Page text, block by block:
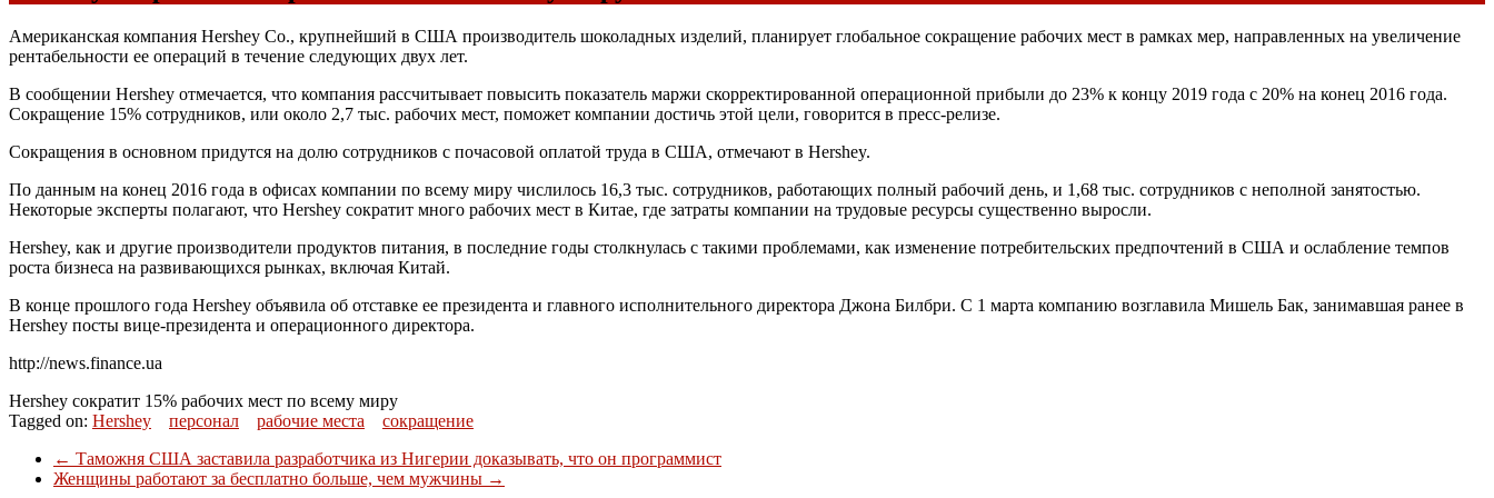
Американская компания Hershey Co., крупнейший в США производитель шоколадных изделий, планирует глобальное сокращение рабочих мест в рамках мер, направленных на увеличение
рентабельности ее операций в течение следующих двух лет.
В сообщении Hershey отмечается, что компания рассчитывает повысить показатель маржи скорректированной операционной прибыли до 23% к концу 2019 года с 20% на конец 2016 года.
Сокращение 15% сотрудников, или около 2,7 тыс. рабочих мест, поможет компании достичь этой цели, говорится в пресс-релизе.
Сокращения в основном придутся на долю сотрудников с почасовой оплатой труда в США, отмечают в Hershey.
По данным на конец 2016 года в офисах компании по всему миру числилось 16,3 тыс. сотрудников, работающих полный рабочий день, и 1,68 тыс. сотрудников с неполной занятостью.
Некоторые эксперты полагают, что Hershey сократит много рабочих мест в Китае, где затраты компании на трудовые ресурсы существенно выросли.
Hershey, как и другие производители продуктов питания, в последние годы столкнулась с такими проблемами, как изменение потребительских предпочтений в США и ослабление темпов
роста бизнеса на развивающихся рынках, включая Китай.
В конце прошлого года Hershey объявила об отставке ее президента и главного исполнительного директора Джона Билбри. С 1 марта компанию возглавила Мишель Бак, занимавшая ранее в
Hershey посты вице-президента и операционного директора.
http://news.finance.ua
Hershey сократит 15% рабочих мест по всему миру
Tagged on: Hershey персонал рабочие места
сокращение
← Таможня США заставила разработчика из Нигерии доказывать, что он программист
Женщины работают за бесплатно больше, чем мужчины →